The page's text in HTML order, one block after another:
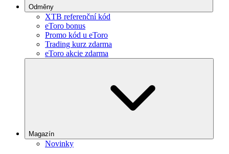
Odměny
XTB referenční kód
eToro bonus
Promo kód u eToro
Trading kurz zdarma
eToro akcie zdarma
Magazín
Novinky